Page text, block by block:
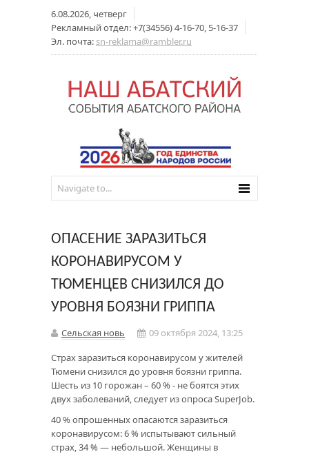
6.08.2026, четверг
Рекламный отдел: +7(34556) 4-16-70, 5-16-37
Эл. почта: sn-reklama@rambler.ru
ОПАСЕНИЕ ЗАРАЗИТЬСЯ
КОРОНАВИРУСОМ У
ТЮМЕНЦЕВ СНИЗИЛСЯ ДО
УРОВНЯ БОЯЗНИ ГРИППА
Сельская новь
09 октября 2024, 13:25
Страх заразиться коронавирусом у жителей
Тюмени снизился до уровня боязни гриппа.
Шесть из 10 горожан – 60 % - не боятся этих
двух заболеваний, следует из опроса SuperJob.
40 % опрошенных опасаются заразиться
коронавирусом: 6 % испытывают сильный
страх, 34 % — небольшой. Женщины в